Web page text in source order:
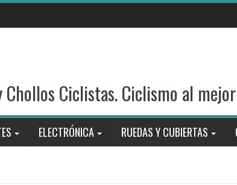
Chollos Ciclistas. Ciclismo al
ELECTRÓNICA RUEDAS Y CUBIERTAS